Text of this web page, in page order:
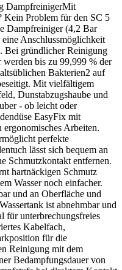
DampfreinigerMit
Kein Problem für den SC 5
Dampfreiniger (4,2 Bar
Anschlussmöglichkeit
Bei gründlicher Reinigung
bis zu 99,999 % der
Bakterien2 auf
Mit vielfältigem
Dunstabzugshaube und
- ob leicht oder
EasyFix mit
Arbeiten.
perfekte
lässt sich bequem an
Schmutzkontakt entfernen.
hartnäckigen Schmutz
Wasser noch einfacher.
und an Oberfläche und
ist abnehmbar und
für unterbrechungsfreies
Kabelfach,
für die
Reinigung mit dem
Bedampfungsdauer von